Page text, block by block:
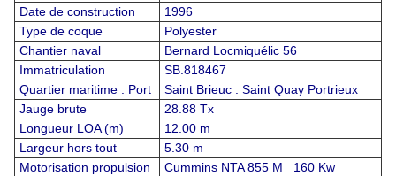
Date de construction
1996
Type de coque
Polyester
Chantier naval
Bernard Locmiquélic 56
Immatriculation
SB.818467
Quartier maritime : Port
Saint Brieuc : Saint Quay Portrieux
Jauge brute
28.88 Tx
Longueur LOA (m)
12.00 m
Largeur hors tout
5.30 m
Motorisation propulsion
Cummins NTA 855 M 160 Kw